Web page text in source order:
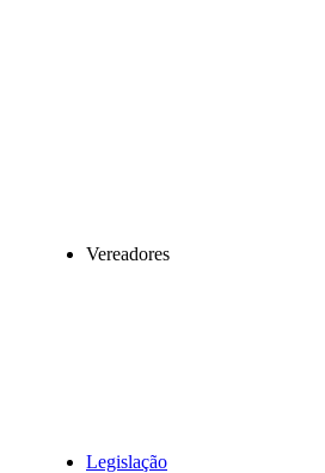
Vereadores
Legislação